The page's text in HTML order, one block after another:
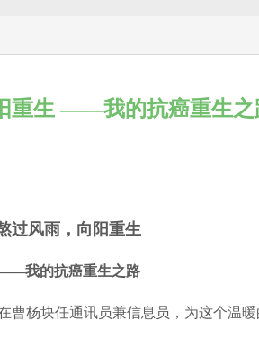
重生 ——我的抗癌重生之
过风雨，向阳重生
我的抗癌重生之路
杨块任通讯员兼信息员，为这个温暖